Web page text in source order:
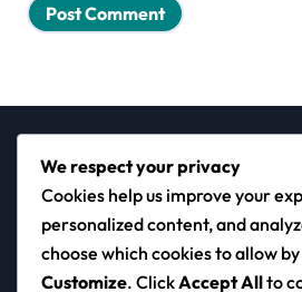
Search
We respect your privacy
Cookies help us improve your
personalized content, and
choose which cookies to allow
Customize. ClickAccept Allto